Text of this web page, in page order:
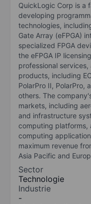
QuickLogic Corp is a
developing
technologies,
Gate Array (eFPGA)
specialized FPGA
the eFPGA IP
professional services,
products, including
PolarPro II, PolarPro,
others. The
markets, including
and infrastructure
computing platforms,
computing
maximum revenue
Asia Pacific and
Sector
Technologie
Industrie
-